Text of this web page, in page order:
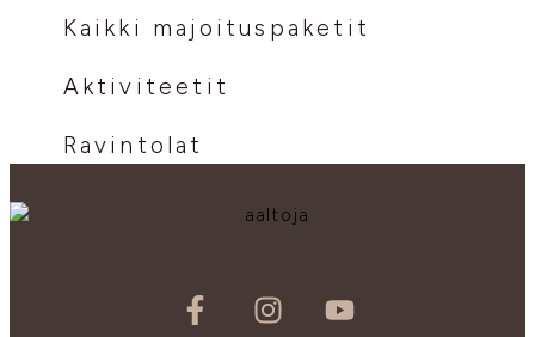
Kaikki majoituspaketit
Aktiviteetit
Ravintolat